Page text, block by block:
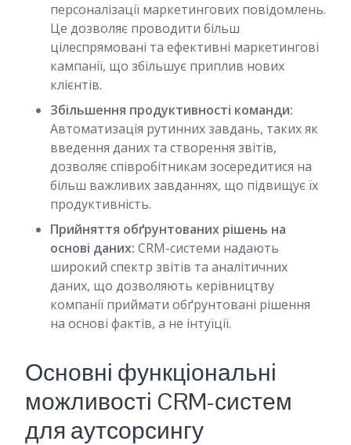
персоналізації маркетингових повідомлень.
Це дозволяє проводити більш
цілеспрямовані та ефективні маркетингові
кампанії, що збільшує приплив нових
клієнтів.
Збільшення продуктивності команди:
Автоматизація рутинних завдань, таких як
введення даних та створення звітів,
дозволяє співробітникам зосередитися на
більш важливих завданнях, що підвищує їх
продуктивність.
Прийняття обґрунтованих рішень на
основі даних: CRM-системи надають
широкий спектр звітів та аналітичних
даних, що дозволяють керівництву
компанії приймати обґрунтовані рішення
на основі фактів, а не інтуїції.
Основні функціональні
можливості CRM-систем
для аутсорсингу